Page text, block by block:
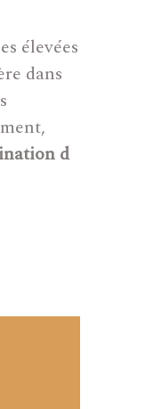
élevées
dans
d
- Garnache